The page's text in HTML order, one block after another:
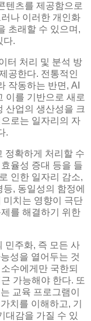
텐츠를 제공함으로
나 이러한 개인화
초래할 수 있으며,
다.
터 처리 및 분석 방
공한다. 전통적인
작동하는 반면, AI
이를 기반으로 새로
산업의 생산성을 크
로는 일자리의 자
.
정확하게 처리할 수
율성 증대 등을 들
인한 일자리 감소,
, 동일성의 함정에
미치는 영향이 극단
를 해결하기 위한
민주화, 즉 모든 사
성을 열어두는 것
수에게만 국한되
가능해야 한다. 또
교육 프로그램이
치를 이해하고, 기
대감을 가질 수 있